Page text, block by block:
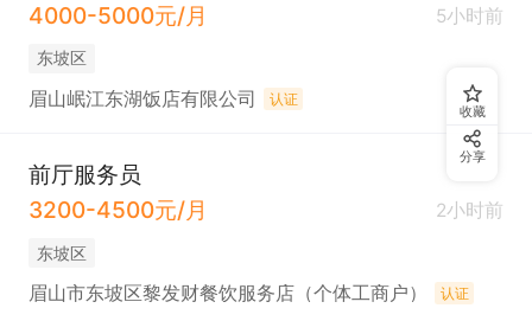
4000-5000元/月
5小时前
东坡区
眉山岷江东湖饭店有限公司 认证
前厅服务员
3200-4500元/月
2小时前
东坡区
眉山市东坡区黎发财餐饮服务店（个体工商户） 认证
收藏
分享